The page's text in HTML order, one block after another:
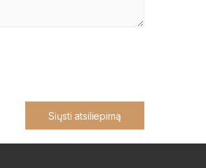
Siųsti atsiliepimą